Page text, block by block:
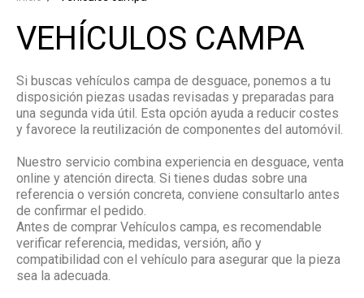
VEHÍCULOS CAMPA
Si buscas vehículos campa de desguace, ponemos a tu
disposición piezas usadas revisadas y preparadas para
una segunda vida útil. Esta opción ayuda a reducir costes
y favorece la reutilización de componentes del automóvil.
Nuestro servicio combina experiencia en desguace, venta
online y atención directa. Si tienes dudas sobre una
referencia o versión concreta, conviene consultarlo antes
de confirmar el pedido.
Antes de comprar Vehículos campa, es recomendable
verificar referencia, medidas, versión, año y
compatibilidad con el vehículo para asegurar que la pieza
sea la adecuada.